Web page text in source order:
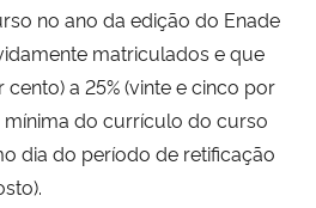
no ano da edição do Enade
matriculados e que
a 25% (vinte e cinco por
do currículo do curso
dia do período de retificação